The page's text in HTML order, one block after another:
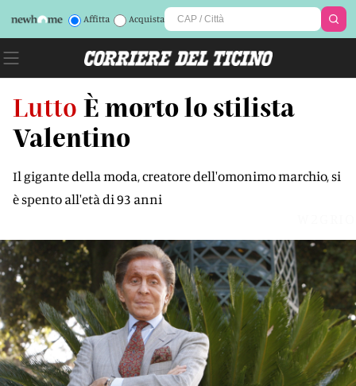
Affitta Acquista
Lutto È morto lo stilista
Valentino
Il gigante della moda, creatore dell'omonimo marchio, si
è spento all'età di 93 anni